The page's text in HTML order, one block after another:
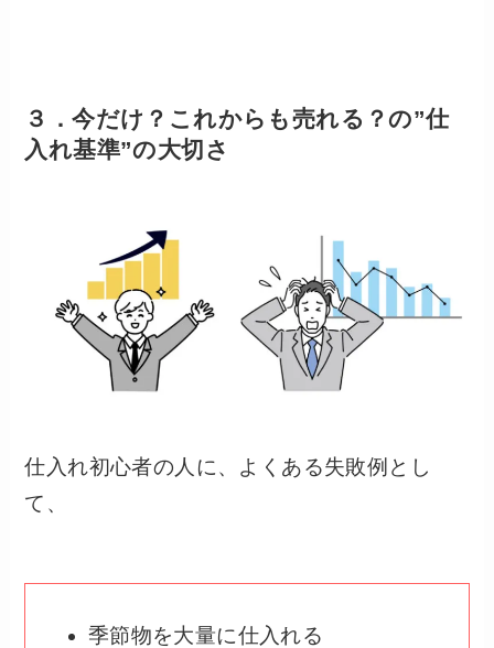
３．今だけ？これからも売れる？の”仕
入れ基準”の大切さ
仕入れ初心者の人に、よくある失敗例とし
て、
季節物を大量に仕入れる